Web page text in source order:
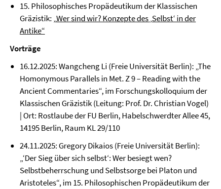
15. Philosophisches Propädeutikum der Klassischen
Gräzistik: „Wer sind wir? Konzepte des‚Selbst‘ in der
Antike“
Vorträge
16.12.2025: Wangcheng Li (Freie Universität Berlin): „The
Homonymous Parallels in Met. Z 9 – Reading with the
Ancient Commentaries“, im Forschungskolloquium der
Klassischen Gräzistik (Leitung: Prof. Dr. Christian Vogel)
| Ort: Rostlaube der FU Berlin, Habelschwerdter Allee 45,
14195 Berlin, Raum KL 29/110
24.11.2025: Gregory Dikaios (Freie Universität Berlin):
„‘Der Sieg über sich selbst‘: Wer besiegt wen?
Selbstbeherrschung und Selbstsorge bei Platon und
Aristoteles“, im 15. Philosophischen Propädeutikum der